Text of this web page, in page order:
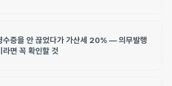
수증을 안 끊었다가 가산세 20% — 의무발행
라면 꼭 확인할 것